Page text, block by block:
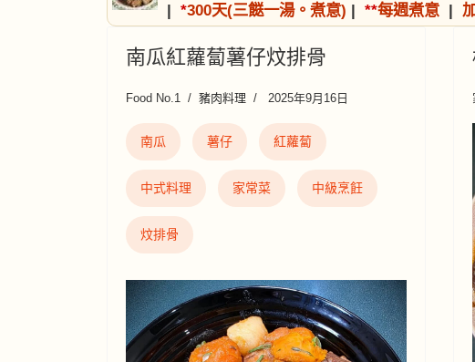
| *300天(三餸一湯。煮意) | **每週煮意 |
南瓜紅蘿蔔薯仔炆排骨
Food No.1 豬肉料理 2025年9月16日
南瓜 薯仔 紅蘿蔔
中式料理 家常菜 中級烹飪
炆排骨